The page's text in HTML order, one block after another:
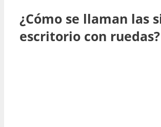
¿Cómo se llaman las
escritorio con ruedas?